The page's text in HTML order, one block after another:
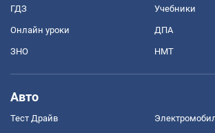
ГДЗ Учебники
Онлайн уроки ДПА
ЗНО НМТ
Авто
Тест Драйв